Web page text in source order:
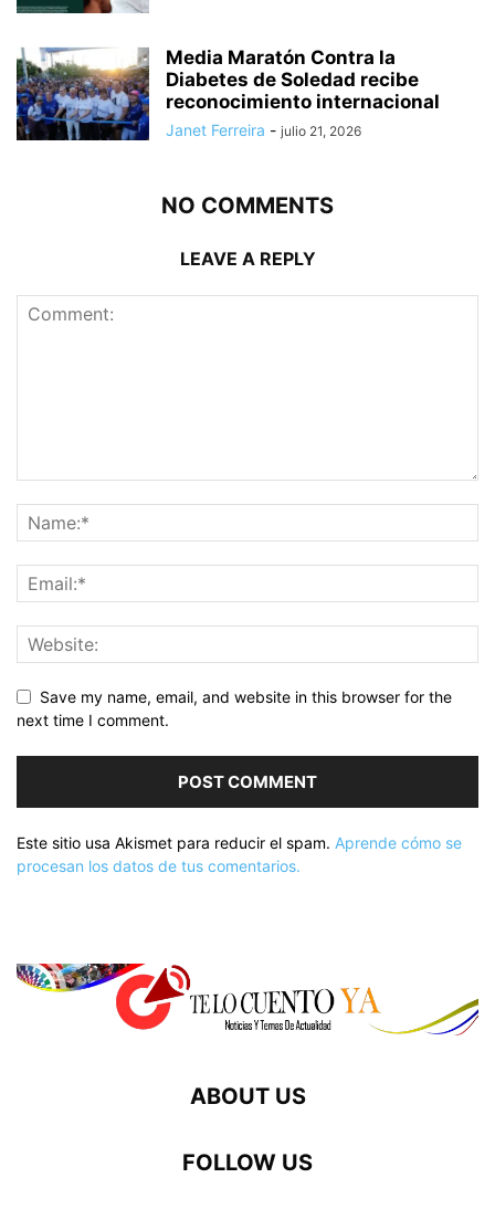
Media Maratón Contra la
Diabetes de Soledad recibe
reconocimiento internacional
Janet Ferreira - julio 21, 2026
NO COMMENTS
LEAVE A REPLY
Save my name, email, and website in this browser for the
next time I comment.
Este sitio usa Akismet para reducir el spam. Aprende cómo se
procesan los datos de tus comentarios.
ABOUT US
FOLLOW US